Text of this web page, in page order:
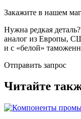
Закажите в нашем
Нужна редкая
аналог из Европы,
и с «белой»
Отправить запрос
Читайте